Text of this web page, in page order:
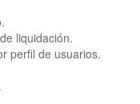
liquidación.
perfil de usuarios.